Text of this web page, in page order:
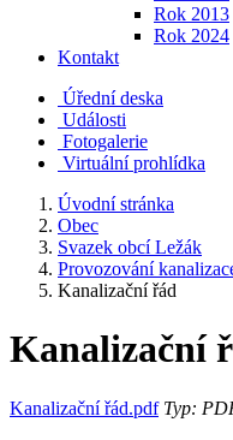
Rok 2013
Rok 2024
Kontakt
Úřední deska
Události
Fotogalerie
Virtuální prohlídka
Úvodní stránka
Obec
Svazek obcí Ležák
Provozování
Kanalizační řád
Kanalizační
Kanalizační řád.pdfTyp: